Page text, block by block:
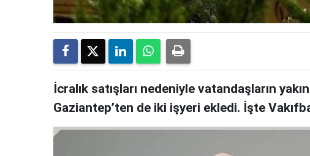
İcralık satışları nedeniyle vatandaşların
Gaziantep’ten de iki işyeri ekledi. İşte